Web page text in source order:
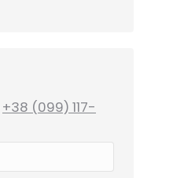
+38 (099) 117-